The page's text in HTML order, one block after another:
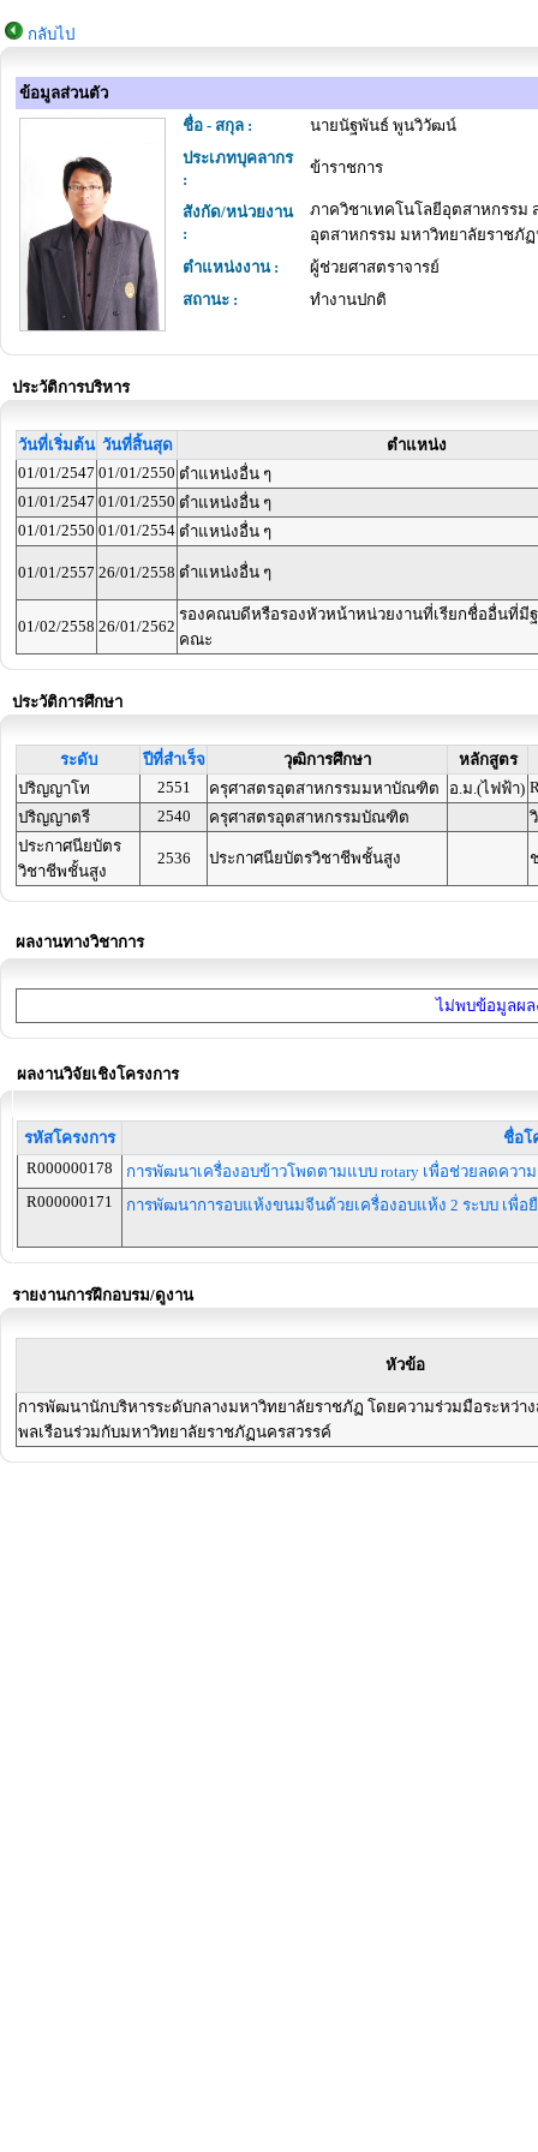
กลับไป
ข้อมูลส่วนตัว
ชื่อ - สกุล :
นายนัฐพันธ์ พูนวิวัฒน์
ประเภทบุคลากร
:
ข้าราชการ
สังกัด/หน่วยงาน
:
ภาควิชาเทคโนโลยีอุตสาหกรรม
อุตสาหกรรม มหาวิทยาลัยราชภั
ตำแหน่งงาน :
ผู้ช่วยศาสตราจารย์
สถานะ :
ทำงานปกติ
ประวัติการบริหาร
วันที่เริ่มต้น วันที่สิ้นสุด
ตำแหน่ง
01/01/2547 01/01/2550 ตำแหน่งอื่น ๆ
01/01/2547 01/01/2550 ตำแหน่งอื่น ๆ
01/01/2550 01/01/2554 ตำแหน่งอื่น ๆ
01/01/2557 26/01/2558 ตำแหน่งอื่น ๆ
01/02/2558 26/01/2562
รองคณบดีหรือรองหัวหน้าหน่วยงานที่เรียกชื่ออื่นที่มีฐ
คณะ
ประวัติการศึกษา
ระดับ ปีที่สำเร็จ วุฒิการศึกษา
หลักสูตร
ปริญญาโท
2551 ครุศาสตรอุตสาหกรรมมหาบัณฑิต อ.ม.(ไฟฟ้า)
ปริญญาตรี
2540 ครุศาสตรอุตสาหกรรมบัณฑิต
ประกาศนียบัตร
วิชาชีพชั้นสูง
2536 ประกาศนียบัตรวิชาชีพชั้นสูง
ผลงานทางวิชาการ
ไม่พบข้อมูลผล
ผลงานวิจัยเชิงโครงการ
รหัสโครงการ
ชื่อโ
R000000178
การพัฒนาเครื่องอบข้าวโพดตามแบบ rotary เพื่อช่วยลดควา
R000000171
การพัฒนาการอบแห้งขนมจีนด้วยเครื่องอบแห้ง 2 ระบบ เพื่อ
รายงานการฝึกอบรม/ดูงาน
หัวข้อ
การพัฒนานักบริหารระดับกลางมหาวิทยาลัยราชภัฏ โดยความร่วมมือระหว่า
พลเรือนร่วมกับมหาวิทยาลัยราชภัฏนครสวรรค์